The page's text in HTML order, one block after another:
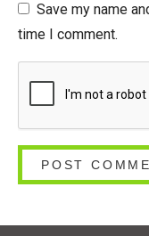
Save my name
time I comment.